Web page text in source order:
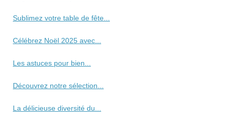
Sublimez votre table de fête...
Célébrez Noël 2025 avec...
Les astuces pour bien...
Découvrez notre sélection...
La délicieuse diversité du...